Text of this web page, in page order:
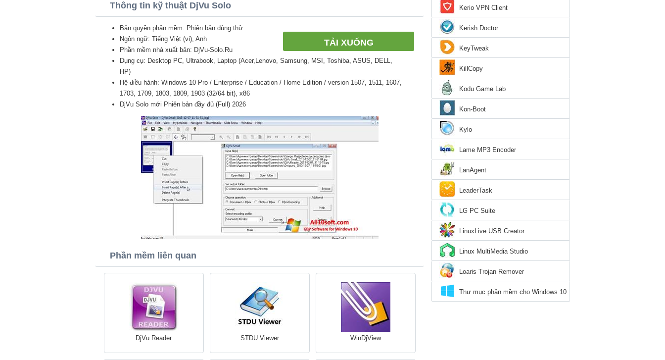
Thông tin kỹ thuật DjVu Solo
TẢI XUỐNG
Bản quyền phần mềm: Phiên bản dùng thử
Ngôn ngữ: Tiếng Việt (vi), Anh
Phần mềm nhà xuất bản: DjVu-Solo.Ru
Dụng cụ: Desktop PC, Ultrabook, Laptop (Acer,Lenovo, Samsung, MSI, Toshiba, ASUS, DELL,
HP)
Hệ điều hành: Windows 10 Pro / Enterprise / Education / Home Edition / version 1507, 1511, 1607,
1703, 1709, 1803, 1809, 1903 (32/64 bit), x86
DjVu Solo mới Phiên bản đầy đủ (Full) 2026
Phần mềm liên quan
DjVu Reader STDU Viewer WinDjView
Kerio VPN Client
Kerish Doctor
KeyTweak
KillCopy
Kodu Game Lab
Kon-Boot
Kylo
Lame MP3 Encoder
LanAgent
LeaderTask
LG PC Suite
LinuxLive USB Creator
Linux MultiMedia Studio
Loaris Trojan Remover
Thư mục phần mềm cho Windows 10